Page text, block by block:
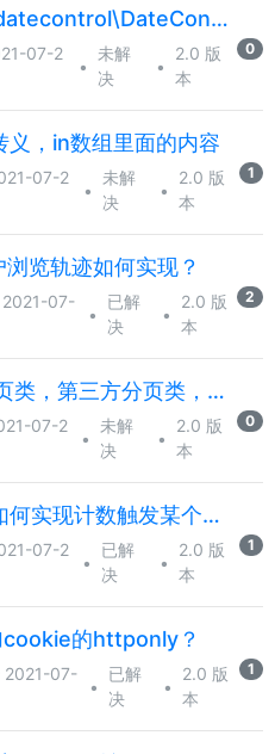
yii2 使用\kartik\datecontrol\DateControl 不能实现其默认值
07-2
•
未解
决
•
2.0 版
本
0
义，in数组里面的内容
07-2
•
未解
决
•
2.0 版
本
1
览轨迹如何实现？
2021-07-
•
已解
决
•
2.0 版
本
2
yii2自定义分页类，第三方分页类，不用LinkPager请教老哥
07-2
•
未解
决
•
2.0 版
本
0
yii配合redis如何实现计数触发某个函数
07-2
•
已解
决
•
2.0 版
本
1
的httponly？
2021-07-
•
已解
决
•
2.0 版
本
1